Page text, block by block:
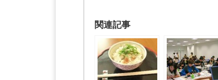
関連記事